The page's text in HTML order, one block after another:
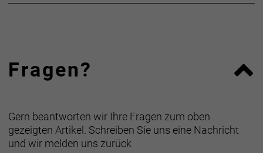
Marke Bontrager:Trek Bicycle GmbH
Fragen?
Gern beantworten wir Ihre Fragen zum oben
gezeigten Artikel. Schreiben Sie uns eine Nachricht
und wir melden uns zurück